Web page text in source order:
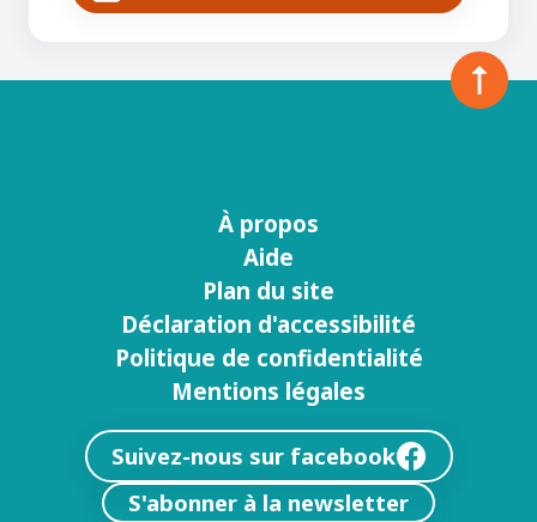
À propos
Aide
Plan du site
Déclaration d'accessibilité
Politique de confidentialité
Mentions légales
Suivez-nous sur facebook
S'abonner à la newsletter